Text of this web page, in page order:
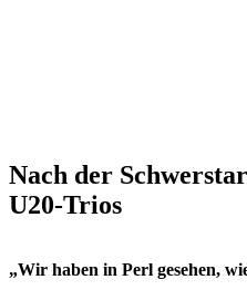
Nach der
U20-Trios
„Wir haben in Perl gesehen,